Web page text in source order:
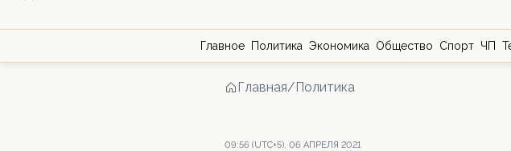
Главное Политика Экономика Общество Спорт ЧП
Главная/Политика
09:56 (UTC+5), 06 АПРЕЛЯ 2021